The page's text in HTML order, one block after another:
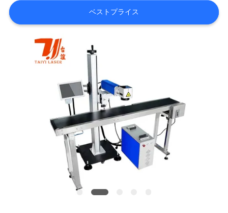
見
学
ベストプライス